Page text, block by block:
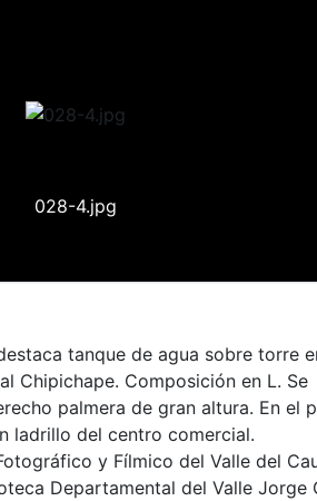
028-4.jpg
tanque de agua sobre torre
Chipichape. Composición en L. Se
palmera de gran altura. En el
ladrillo del centro comercial.
y Fílmico del Valle del
Departamental del Valle Jorge